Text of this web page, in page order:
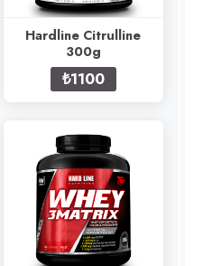
Hardline Citrulline
300g
₺1100